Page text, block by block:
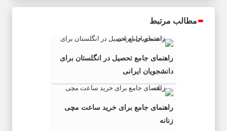
مطالب مرتبط
راهنمای جامع تحصیل در انگلستان برای
دانشجویان ایرانی
راهنمای جامع برای خرید ساعت مچی
زنانه